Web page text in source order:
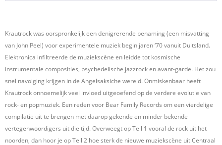
Krautrock was oorspronkelijk een denigrerende benaming (een misvatting
van John Peel) voor experimentele muziek begin jaren ‘70 vanuit Duitsland.
Elektronica infiltreerde de muziekscène en leidde tot kosmische
instrumentale composities, psychedelische jazzrock en avant-garde. Het zou
snel navolging krijgen in de Angelsaksiche wereld. Onmiskenbaar heeft
Krautrock onnoemelijk veel invloed uitgeoefend op de verdere evolutie van
rock- en popmuziek. Een reden voor Bear Family Records om een vierdelige
compilatie uit te brengen met daarop gekende en minder bekende
vertegenwoordigers uit die tijd. Overweegt op Teil 1 vooral de rock uit het
noorden, dan hoor je op Teil 2 hoe sterk de nieuwe muziekscène uit Centraal